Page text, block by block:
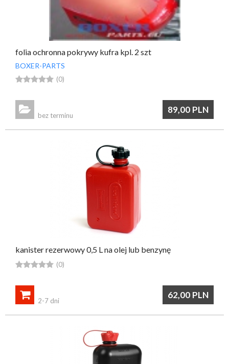
folia ochronna pokrywy kufra kpl. 2 szt
BOXER-PARTS
 (0)
89,00 PLN

bez terminu
kanister rezerwowy 0,5 L na olej lub benzynę
 (0)
62,00 PLN

2-7 dni